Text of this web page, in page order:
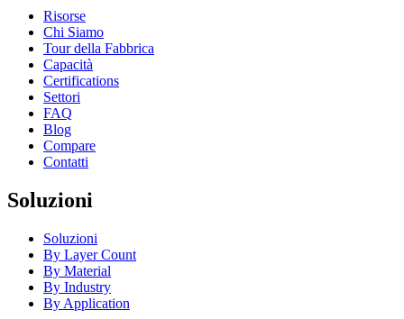
Risorse
Chi Siamo
Tour della Fabbrica
Capacità
Certifications
Settori
FAQ
Blog
Compare
Contatti
Soluzioni
Soluzioni
By Layer Count
By Material
By Industry
By Application